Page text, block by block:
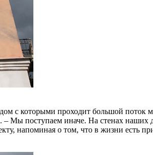
с которыми проходит большой
Мы поступаем иначе. На стенах наших
напоминая о том, что в жизни есть